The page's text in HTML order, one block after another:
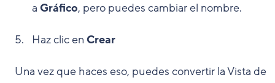
a Gráfico, pero puedes cambiar el nombre.
Haz clic en Crear
Una vez que haces eso, puedes convertir la Vista de